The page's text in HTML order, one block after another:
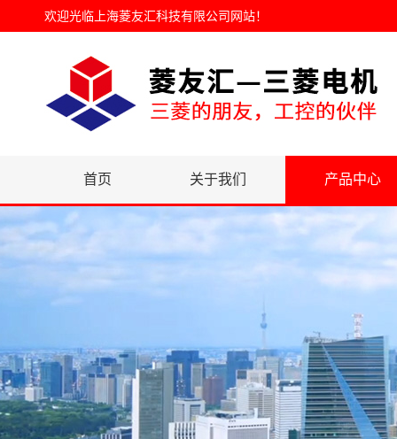
欢迎光临 上海菱友汇科技有限公司网站！
首页 关于我们 产品中心